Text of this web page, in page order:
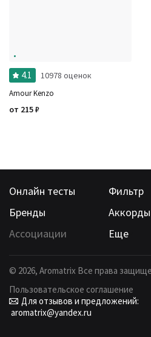
4.1 10978 оценок
Amour Kenzo
от 215₽
Онлайн тесты Фильтр
Бренды
Аккорды
Ассоциации
Еще
© 2026, Aromatrix Все права
Пользовательское соглашение
Для отзывов и предложений:
aromatrix@yandex.ru